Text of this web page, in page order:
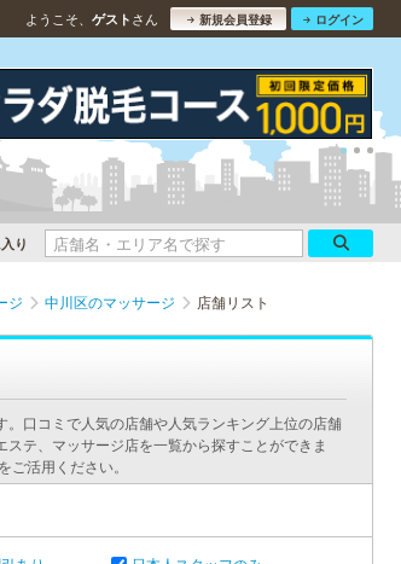
ようこそ、 ゲスト さん 新規会員登録 ログイン
り
ジ 中川区のマッサージ 店舗リスト
口コミで人気の店舗や人気ランキング上位の店舗
テ、マッサージ店を一覧から探すことができま
活用ください。